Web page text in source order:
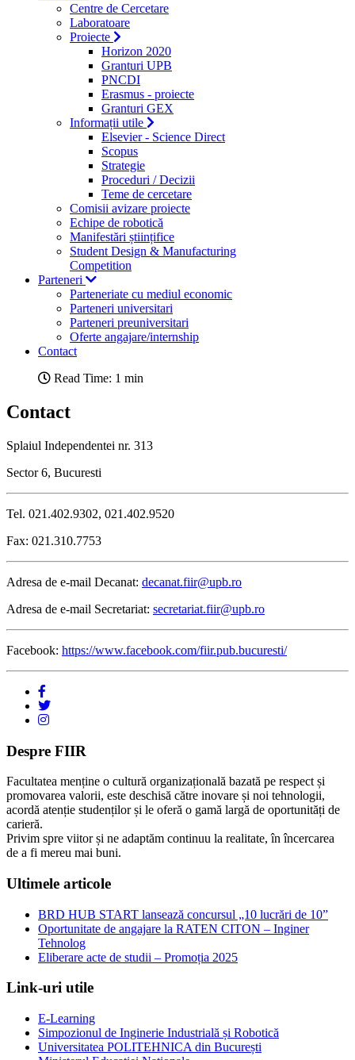
Centre de Cercetare
Laboratoare
Proiecte
Horizon 2020
Granturi UPB
PNCDI
Erasmus - proiecte
Granturi GEX
Informații utile
Elsevier - Science Direct
Scopus
Strategie
Proceduri / Decizii
Teme de cercetare
Comisii avizare proiecte
Echipe de robotică
Manifestări științifice
Student Design & Manufacturing
Competition
Parteneri
Parteneriate cu mediul economic
Parteneri universitari
Parteneri preuniversitari
Oferte angajare/internship
Contact
Read Time: 1 min
Contact
Splaiul Independentei nr. 313
Sector 6, Bucuresti
Tel. 021.402.9302, 021.402.9520
Fax: 021.310.7753
Adresa de e-mail Decanat: decanat.fiir@upb.ro
Adresa de e-mail Secretariat: secretariat.fiir@upb.ro
Facebook: https://www.facebook.com/fiir.pub.bucuresti/
Despre FIIR
Facultatea menține o cultură organizațională bazată pe respect și
promovarea valorii, este deschisă către inovare și noi tehnologii,
acordă atenție studenților și le oferă o gamă largă de oportunități de
carieră.
Privim spre viitor și ne adaptăm continuu la realitate, în încercarea
de a fi mereu mai buni.
Ultimele articole
BRD HUB START lansează concursul „10 lucrări de 10”
Oportunitate de angajare la RATEN CITON – Inginer
Tehnolog
Eliberare acte de studii – Promoția 2025
Link-uri utile
E-Learning
Simpozionul de Inginerie Industrială și Robotică
Universitatea POLITEHNICA din București